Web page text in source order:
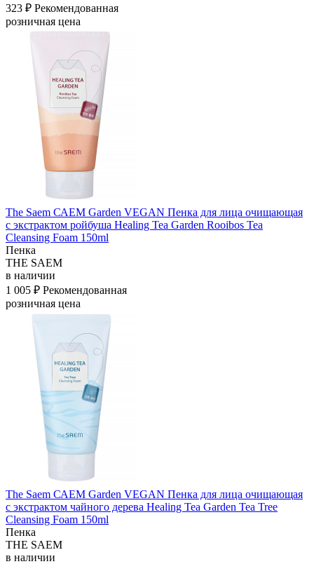
323 ₽ Рекомендованная
розничная цена
The Saem САЕМ Garden VEGAN Пенка для лица очищающая
с экстрактом ройбуша Healing Tea Garden Rooibos Tea
Cleansing Foam 150ml
Пенка
THE SAEM
в наличии
1 005 ₽ Рекомендованная
розничная цена
The Saem САЕМ Garden VEGAN Пенка для лица очищающая
с экстрактом чайного дерева Healing Tea Garden Tea Tree
Cleansing Foam 150ml
Пенка
THE SAEM
в наличии